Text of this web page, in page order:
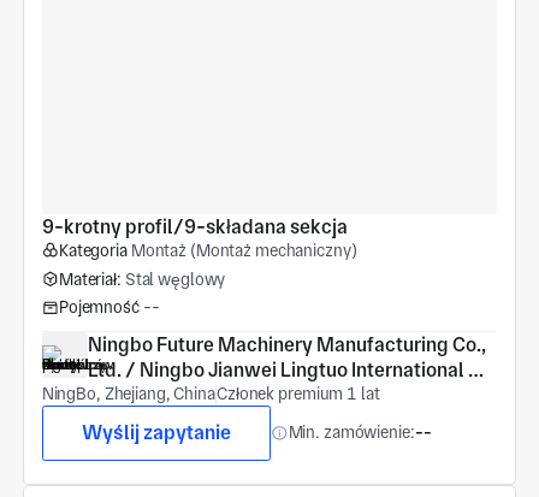
9-krotny profil/9-składana sekcja
Kategoria Montaż (Montaż mechaniczny)
Materiał: Stal węglowy
Pojemność --
Ningbo Future Machinery Manufacturing Co.,
Ltd. / Ningbo Jianwei Lingtuo International
Trade Co., Ltd.
NingBo, Zhejiang, ChinaCzłonek premium 1 lat
Wyślij zapytanie Min. zamówienie:--